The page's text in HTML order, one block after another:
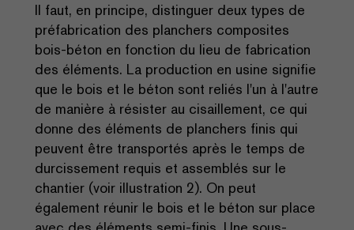
Il faut, en principe, distinguer deux types de
préfabrication des planchers composites
bois-béton en fonction du lieu de fabrication
des éléments. La production en usine signifie
que le bois et le béton sont reliés l'un à l'autre
de manière à résister au cisaillement, ce qui
donne des éléments de planchers finis qui
peuvent être transportés après le temps de
durcissement requis et assemblés sur le
chantier (voir illustration 2). On peut
également réunir le bois et le béton sur place